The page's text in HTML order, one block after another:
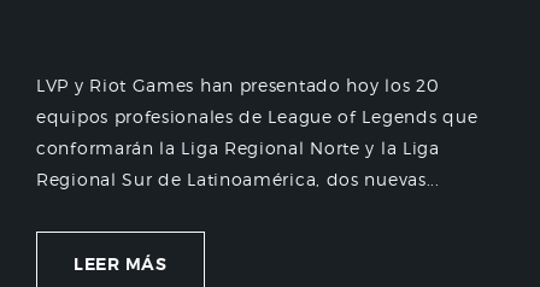
LVP y Riot Games han presentado hoy los 20
equipos profesionales de League of Legends que
conformarán la Liga Regional Norte y la Liga
Regional Sur de Latinoamérica, dos nuevas...
LEER MÁS